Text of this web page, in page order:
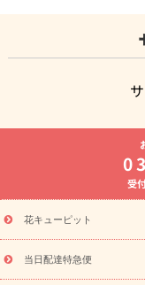
よく贈られる花
8月の誕生花(トルコ
お供え・
通
ーブドフラワー
季節
特集
お盆 花（新盆・
盆・初盆）
お盆 花
フト
お盆・お供え
レゼント特集
夏の花
受
花キューピット
当日配達特急便